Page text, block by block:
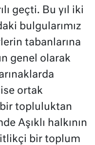
geçti. Bu yıl iki
bulgularımız
tabanlarına
genel olarak
ise ortak
topluluktan
Aşıklı halkının
bir toplum